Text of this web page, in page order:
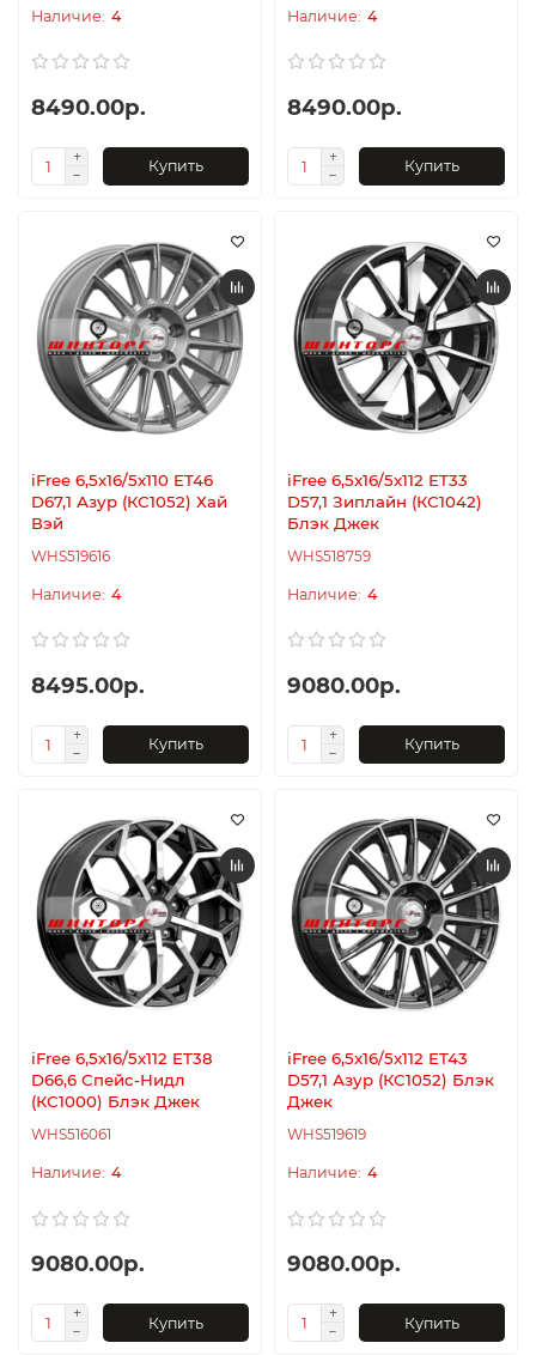
4
8490.00р.
Купить
4
8490.00р.
Купить
iFree 6,5x16/5x110 ET46
D67,1 Азур (КС1052) Хай
Вэй
WHS519616
4
8495.00р.
Купить
iFree 6,5x16/5x112 ET33
D57,1 Зиплайн (КС1042)
Блэк Джек
WHS518759
4
9080.00р.
Купить
iFree 6,5x16/5x112 ET38
D66,6 Спейс-Нидл
(КС1000) Блэк Джек
WHS516061
4
9080.00р.
Купить
iFree 6,5x16/5x112 ET43
D57,1 Азур (КС1052) Блэк
Джек
WHS519619
4
9080.00р.
Купить